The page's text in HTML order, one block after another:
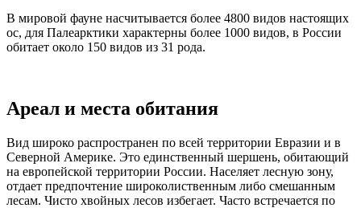
В мировой фауне насчитывается более 4800 видов настоящих
ос, для Палеарктики характерны более 1000 видов, в России
обитает около 150 видов из 31 рода.
Ареал и места обитания
Вид широко распространен по всей территории Евразии и в
Северной Америке. Это единственный шершень, обитающий
на европейской территории России. Населяет лесную зону,
отдает предпочтение широколиственным либо смешанным
лесам. Чисто хвойных лесов избегает. Часто встречается по